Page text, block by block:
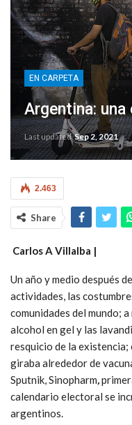
EN CARPETA
Argentina:
Last updatedSep 2, 2021
2.463
Share
Carlos A Villalba |
Un año y medio después
actividades, las
comunidades del mundo;
alcohol en gel y las
resquicio de la
giraba alrededor de
Sputnik, Sinopharm
calendario electoral se
argentinos.